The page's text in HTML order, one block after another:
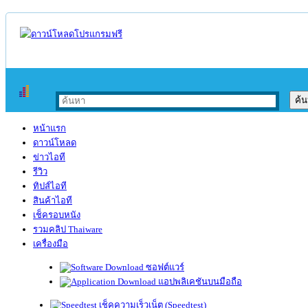
หน้าแรก
ดาวน์โหลด
ข่าวไอที
รีวิว
ทิปส์ไอที
สินค้าไอที
เช็ครอบหนัง
รวมคลิป Thaiware
เครื่องมือ
ซอฟต์แวร์
แอปพลิเคชันบนมือถือ
เช็คความเร็วเน็ต (Speedtest)